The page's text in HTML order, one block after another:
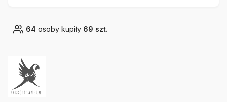
64 osoby kupiły 69 szt.